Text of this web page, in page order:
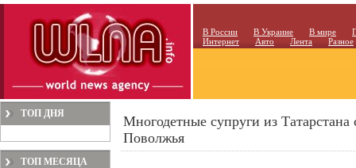
В России В Украине В мире
Интернет
Авто Лента Разное
ТОП ДНЯ
ТОП МЕСЯЦА
Многодетные супруги из
Поволжья